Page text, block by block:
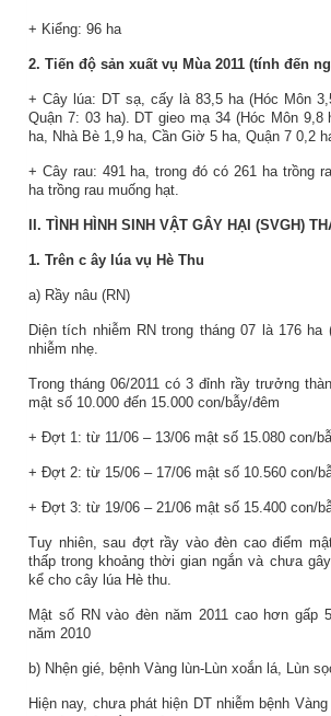
+ Kiểng: 96 ha
2. Tiến độ sản xuất vụ Mùa 2011 (tính đến
+ Cây lúa: DT sạ, cấy là 83,5 ha (Hóc Môn
Quận 7: 03 ha). DT gieo mạ 34 (Hóc Môn 9,8
ha, Nhà Bè 1,9 ha, Cần Giờ 5 ha, Quận 7 0,2
+ Cây rau: 491 ha, trong đó có 261 ha trồng
ha trồng rau muống hạt.
II. TÌNH HÌNH SINH VẬT GÂY HẠI (SVGH)
1. Trên c ây lúa vụ Hè Thu
a) Rầy nâu (RN)
Diện tích nhiễm RN trong tháng 07 là 176
nhiễm nhẹ.
Trong tháng 06/2011 có 3 đỉnh rầy trưởng
mật số 10.000 đến 15.000 con/bẫy/đêm
+ Đợt 1: từ 11/06 – 13/06 mật số 15.080 con/
+ Đợt 2: từ 15/06 – 17/06 mật số 10.560 con/
+ Đợt 3: từ 19/06 – 21/06 mật số 15.400 con/
Tuy nhiên, sau đợt rầy vào đèn cao điểm
thấp trong khoảng thời gian ngắn và chưa
kể cho cây lúa Hè thu.
Mật số RN vào đèn năm 2011 cao hơn gấp
năm 2010
b) Nhện gié, bệnh Vàng lùn-Lùn xoắn lá, Lùn
Hiện nay, chưa phát hiện DT nhiễm bệnh